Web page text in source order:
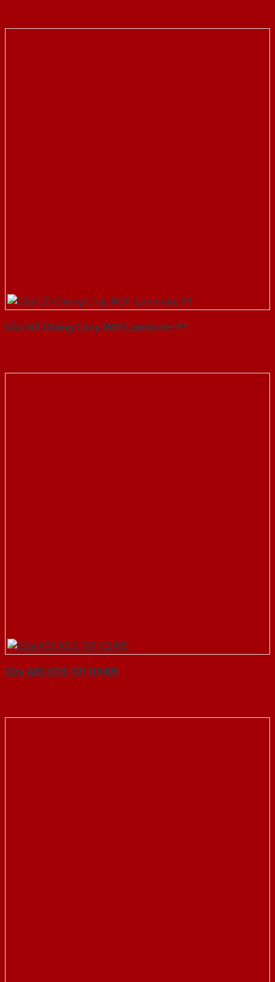
Cửa Gỗ Chống Cháy MDF Laminate P1
Cửa ABS KOS 101 U6405